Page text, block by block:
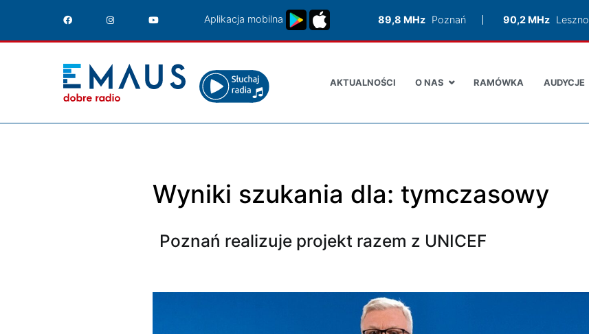
treści
89,8 MHz Poznań 90,2 MHz Leszno
Aplikacja mobilna
AKTUALNOŚCI O NAS RAMÓWKA AUDYCJE
Wyniki szukania dla: tymczasowy
Poznań realizuje projekt razem z UNICEF